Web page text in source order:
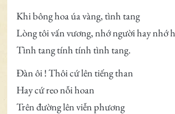
Khi bông hoa úa vàng, tình tang
Lòng tôi vấn vương, nhớ người hay nhớ
Tình tang tính tính tình tang.
Đàn ôi ! Thôi cứ lên tiếng than
Hay cứ reo nỗi hoan
Trên đường lên viễn phương